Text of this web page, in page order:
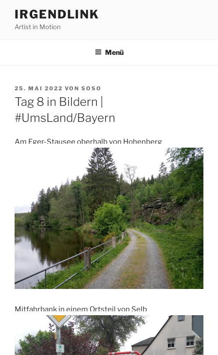
Inhalt
springen
IRGENDLINK
Artist in Motion
Menü
VERÖFFENTLICHT
AM
25. MAI 2022 VON SOSO
Tag 8 in Bildern |
#UmsLand/Bayern
Am Eger-Stausee oberhalb von Hohenberg
Mitfahrbank in einem Ortsteil von Selb